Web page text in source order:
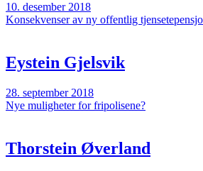
10. desember 2018
Konsekvenser av ny offentlig
Eystein Gjelsvik
28. september 2018
Nye muligheter for fripolisene?
Thorstein Øverland